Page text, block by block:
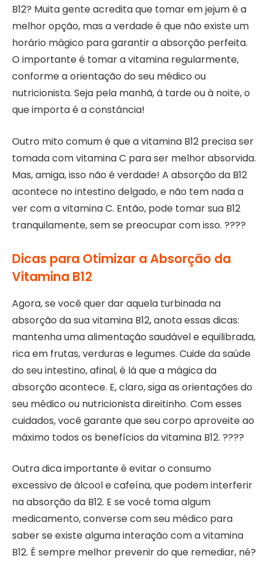
B12? Muita gente acredita que tomar em jejum é a
melhor opção, mas a verdade é que não existe um
horário mágico para garantir a absorção perfeita.
O importante é tomar a vitamina regularmente,
conforme a orientação do seu médico ou
nutricionista. Seja pela manhã, à tarde ou à noite, o
que importa é a constância!
Outro mito comum é que a vitamina B12 precisa ser
tomada com vitamina C para ser melhor absorvida.
Mas, amiga, isso não é verdade! A absorção da B12
acontece no intestino delgado, e não tem nada a
ver com a vitamina C. Então, pode tomar sua B12
tranquilamente, sem se preocupar com isso. ????
Dicas para Otimizar a Absorção da
Vitamina B12
Agora, se você quer dar aquela turbinada na
absorção da sua vitamina B12, anota essas dicas:
mantenha uma alimentação saudável e equilibrada,
rica em frutas, verduras e legumes. Cuide da saúde
do seu intestino, afinal, é lá que a mágica da
absorção acontece. E, claro, siga as orientações do
seu médico ou nutricionista direitinho. Com esses
cuidados, você garante que seu corpo aproveite ao
máximo todos os benefícios da vitamina B12. ????
Outra dica importante é evitar o consumo
excessivo de álcool e cafeína, que podem interferir
na absorção da B12. E se você toma algum
medicamento, converse com seu médico para
saber se existe alguma interação com a vitamina
B12. É sempre melhor prevenir do que remediar, né?